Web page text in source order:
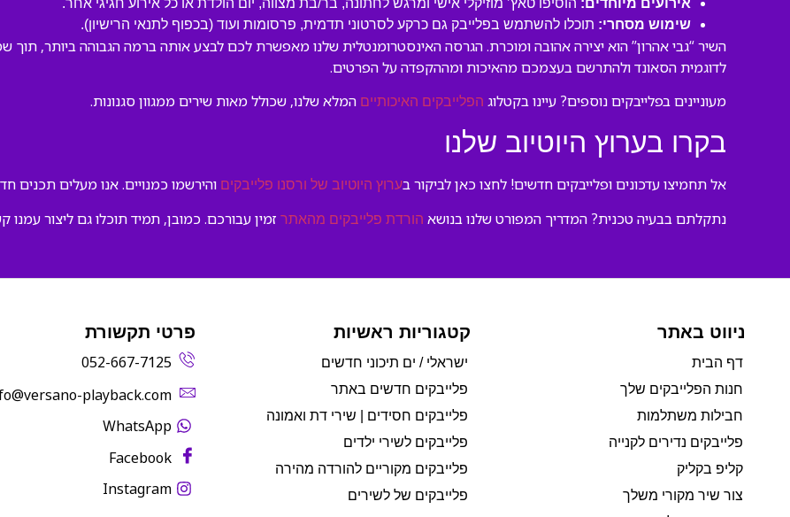
שימוש מסחרי: תוכלו להשתמש בפלייבק גם כרקע לסרטוני תדמית, פרסומות ועוד (בכפוף לתנאי הרישיון).
השיר “גבי אהרון” הוא יצירה אהובה ומוכרת. הגרסה האינסטרומנטלית שלנו מאפשרת לכם לבצע אותה ברמה הגבוהה ביותר, תוך
לדוגמית הסאונד ולהתרשם בעצמכם מהאיכות ומההקפדה על הפרטים.
מעוניינים בפלייבקים נוספים? עיינו בקטלוג הפלייבקים האיכותיים המלא שלנו, שכולל מאות שירים ממגוון סגנונות.
בקרו בערוץ היוטיוב שלנו
אל תחמיצו עדכונים ופלייבקים חדשים! לחצו כאן לביקור בערוץ היוטיוב של ורסנו פלייבקים והירשמו כמנויים. אנו מעלים תכנים
נתקלתם בבעיה טכנית? המדריך המפורט שלנו בנושא הורדת פלייבקים מהאתר זמין עבורכם. כמובן, תמיד תוכלו גם ליצור עמנו
ניווט באתר
דף הבית
חנות הפלייבקים שלך
חבילות משתלמות
פלייבקים נדירים לקנייה
קליפ בקליק
צור שיר מקורי משלך
קטגוריות ראשיות
ישראלי / ים תיכוני חדשים
פלייבקים חדשים באתר
פלייבקים חסידים | שירי דת ואמונה
פלייבקים לשירי ילדים
פלייבקים מקוריים להורדה מהירה
פלייבקים של לשירים
פרטי תקשורת
052-667-7125
playback.com‬
WhatsApp
Facebook
Instagram